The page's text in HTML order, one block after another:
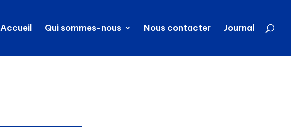
Accueil Qui sommes-nous Nous contacter Journal